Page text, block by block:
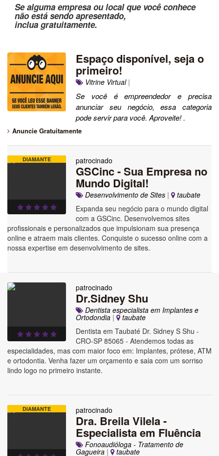
Se alguma empresa ou local que você conhece
não está sendo apresentado,
inclua gratuitamente.
Espaço disponível, seja o
primeiro!
Vitrine Virtual|
Se você é empreendedor e precisa
anunciar seu negócio, essa categoria
pode servir para você. Aproveite! .
Anuncie Gratuitamente
DIAMANTE patrocinado
GSCinc - Sua Empresa no
Mundo Digital!
Desenvolvimento de Sites |
taubate
Expanda seu negócio para o mundo digital
com a GSCinc. Desenvolvemos sites
profissionais e personalizados que impulsionam sua presença
online e atraem mais clientes. Conquiste o sucesso online com a
nossa expertise em desenvolvimento de sites.
patrocinado
Dr.Sidney Shu
Dentista especialista em Implantes e
Ortodondia |
taubate
Dentista em Taubaté Dr. Sidney S Shu -
CRO-SP 85065 - Atendemos todas as
especialidades, mas com maior foco em: Implantes, prótese, ATM
e ortodontia. Venha fazer um orçamento e saia com um sorriso
lindo logo no primeiro instante.
DIAMANTE patrocinado
Dra. Breila Vilela -
Especialista em Fluência
Fonoaudióloga - Tratamento de
Gagueira | taubate